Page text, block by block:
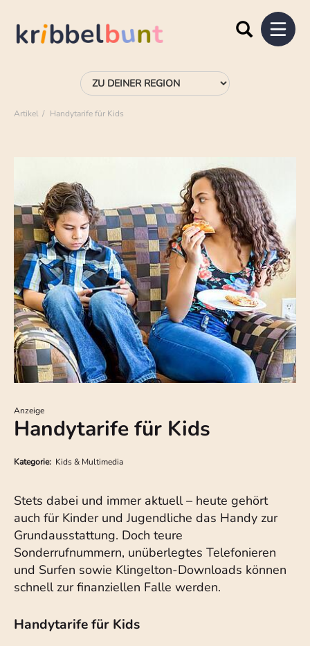
Artikel Handytarife für Kids
Anzeige
Handytarife für Kids
Kategorie: Kids & Multimedia
Stets dabei und immer aktuell – heute gehört
auch für Kinder und Jugendliche das Handy zur
Grundausstattung. Doch teure
Sonderrufnummern, unüberlegtes Telefonieren
und Surfen sowie Klingelton-Downloads können
schnell zur finanziellen Falle werden.
Handytarife für Kids